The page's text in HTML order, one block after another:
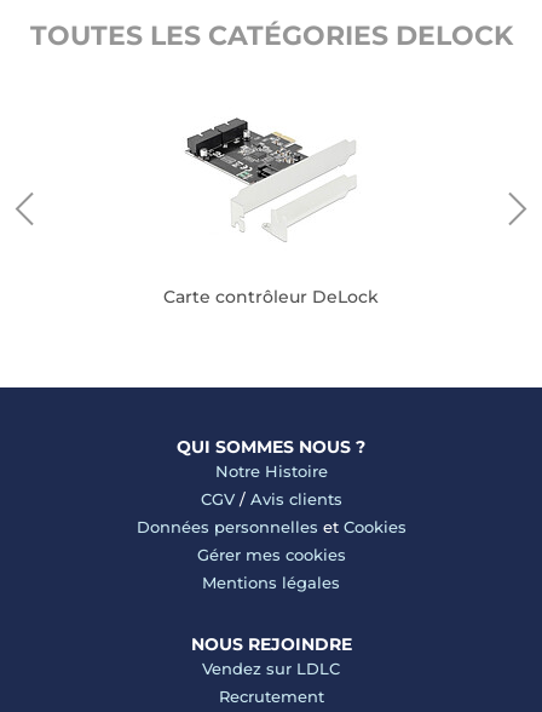
TOUTES LES CATÉGORIES DELOCK
Carte contrôleur DeLock
QUI SOMMES NOUS ?
Notre Histoire
CGV/ Avis clients
Données personnelles et Cookies
Gérer mes cookies
Mentions légales
NOUS REJOINDRE
Vendez sur LDLC
Recrutement